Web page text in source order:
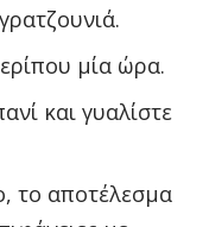
μία ώρα.
και γυαλίστε
το αποτέλεσμα